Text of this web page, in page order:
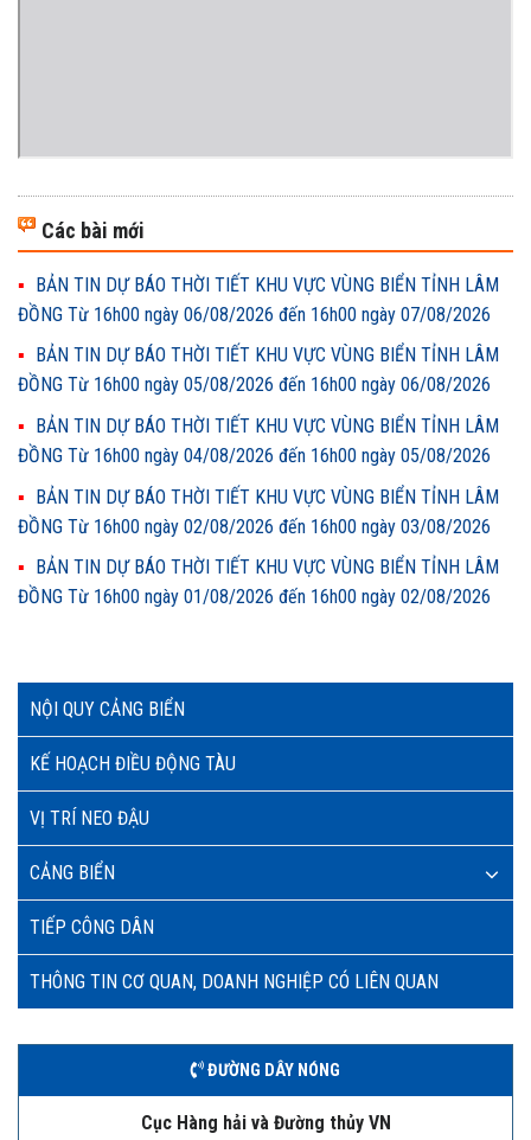
NỘI QUY CẢNG BIỂN
KẾ HOẠCH ĐIỀU ĐỘNG TÀU
VỊ TRÍ NEO ĐẬU
CẢNG BIỂN
TIẾP CÔNG DÂN
THÔNG TIN CƠ QUAN, DOANH NGHIỆP CÓ LIÊN QUAN
ĐƯỜNG DÂY NÓNG
Cục Hàng hải và Đường thủy VN
Các bài mới
BẢN TIN DỰ BÁO THỜI TIẾT KHU VỰC VÙNG BIỂN TỈNH LÂM
ĐỒNG Từ 16h00 ngày 06/08/2026 đến 16h00 ngày 07/08/2026
BẢN TIN DỰ BÁO THỜI TIẾT KHU VỰC VÙNG BIỂN TỈNH LÂM
ĐỒNG Từ 16h00 ngày 05/08/2026 đến 16h00 ngày 06/08/2026
BẢN TIN DỰ BÁO THỜI TIẾT KHU VỰC VÙNG BIỂN TỈNH LÂM
ĐỒNG Từ 16h00 ngày 04/08/2026 đến 16h00 ngày 05/08/2026
BẢN TIN DỰ BÁO THỜI TIẾT KHU VỰC VÙNG BIỂN TỈNH LÂM
ĐỒNG Từ 16h00 ngày 02/08/2026 đến 16h00 ngày 03/08/2026
BẢN TIN DỰ BÁO THỜI TIẾT KHU VỰC VÙNG BIỂN TỈNH LÂM
ĐỒNG Từ 16h00 ngày 01/08/2026 đến 16h00 ngày 02/08/2026